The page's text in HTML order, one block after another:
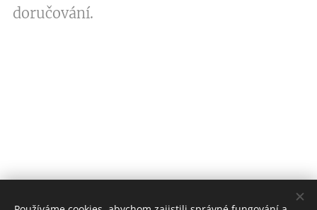
doručování.